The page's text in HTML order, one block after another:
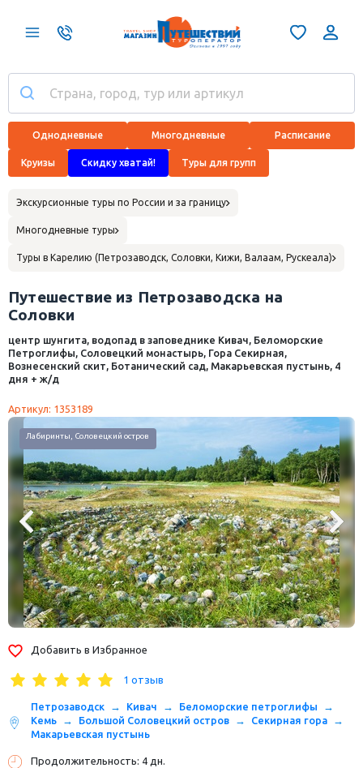
Однодневные Многодневные Расписание
Круизы Скидку хватай! Туры для групп
Экскурсионные туры по России и за границу
Многодневные туры
Туры в Карелию (Петрозаводск, Соловки, Кижи, Валаам, Рускеала)
Путешествие из Петрозаводска на
Соловки
центр шунгита, водопад в заповеднике Кивач, Беломорские
Петроглифы, Соловецкий монастырь, Гора Секирная,
Вознесенский скит, Ботанический сад, Макарьевская пустынь, 4
дня + ж/д
Артикул: 1353189
Соловецкий остров
Добавить в Избранное
1 отзыв
Петрозаводск Кивач
Беломорские петроглифы
Кемь
Большой Соловецкий остров
Секирная гора
Макарьевская пустынь
Продолжительность: 4 дн.